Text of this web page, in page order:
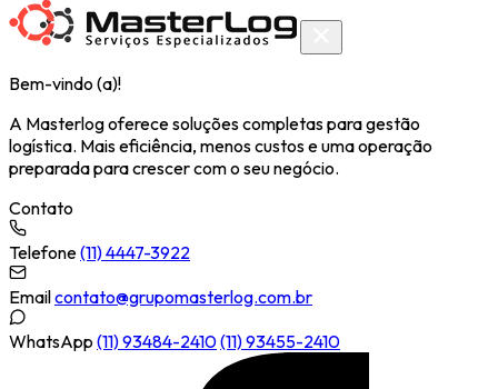
Bem-vindo (a)!
A Masterlog oferece soluções completas para gestão
logística. Mais eficiência, menos custos e uma operação
preparada para crescer com o seu negócio.
Contato
Telefone(11) 4447-3922
Emailcontato@grupomasterlog.com.br
WhatsApp (11) 93484-2410(11) 93455-2410